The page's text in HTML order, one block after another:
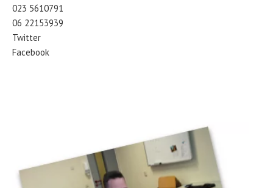
023 5610791
06 22153939
Twitter
Facebook